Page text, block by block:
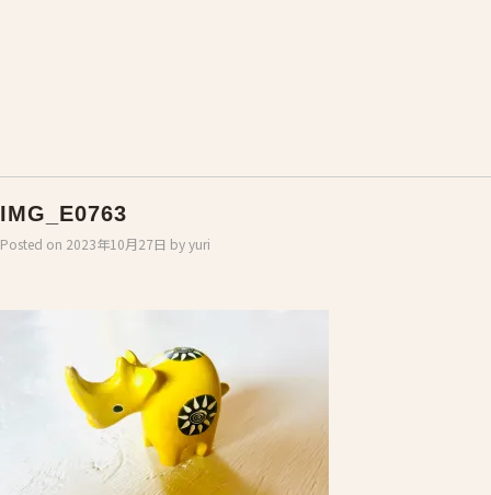
IMG_E0763
Posted on 2023年10月27日 byyuri